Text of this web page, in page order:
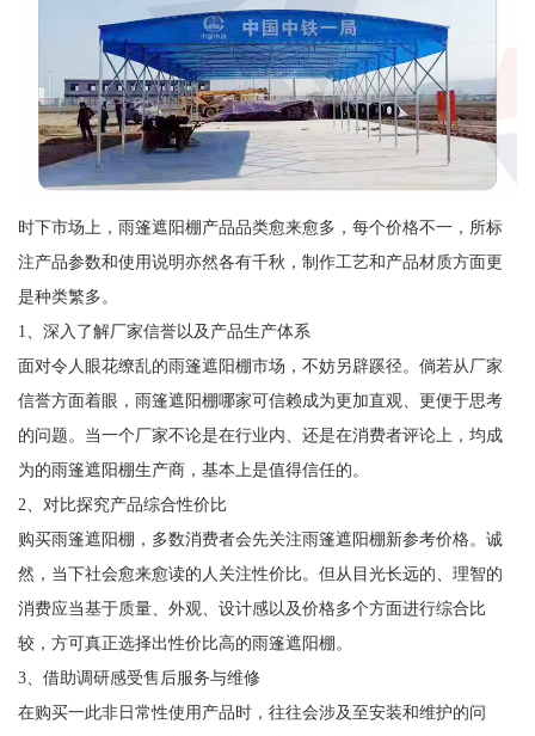
时下市场上，雨篷遮阳棚产品品类愈来愈多，每个价格不一，所标
注产品参数和使用说明亦然各有千秋，制作工艺和产品材质方面更
是种类繁多。
1、深入了解厂家信誉以及产品生产体系
面对令人眼花缭乱的雨篷遮阳棚市场，不妨另辟蹊径。倘若从厂家
信誉方面着眼，雨篷遮阳棚哪家可信赖成为更加直观、更便于思考
的问题。当一个厂家不论是在行业内、还是在消费者评论上，均成
为的雨篷遮阳棚生产商，基本上是值得信任的。
2、对比探究产品综合性价比
购买雨篷遮阳棚，多数消费者会先关注雨篷遮阳棚新参考价格。诚
然，当下社会愈来愈读的人关注性价比。但从目光长远的、理智的
消费应当基于质量、外观、设计感以及价格多个方面进行综合比
较，方可真正选择出性价比高的雨篷遮阳棚。
3、借助调研感受售后服务与维修
在购买一此非日常性使用产品时，往往会涉及至安装和维护的问